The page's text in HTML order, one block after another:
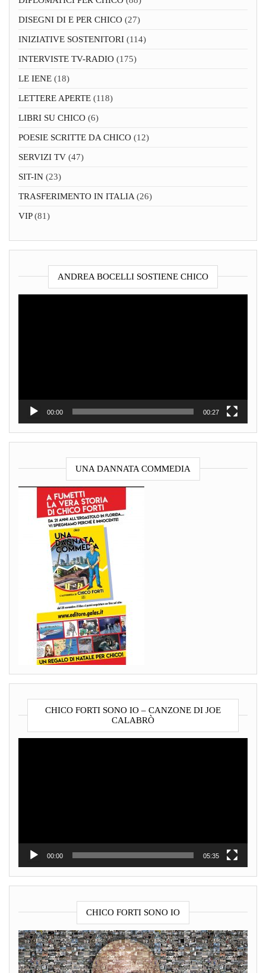
DISEGNI DI E PER CHICO (27)
INIZIATIVE SOSTENITORI (114)
INTERVISTE TV-RADIO (175)
LE IENE (18)
LETTERE APERTE (118)
LIBRI SU CHICO (6)
POESIE SCRITTE DA CHICO (12)
SERVIZI TV (47)
SIT-IN (23)
TRASFERIMENTO IN ITALIA (26)
VIP(81)
ANDREA BOCELLI SOSTIENE CHICO
00:00 00:27
UNA DANNATA COMMEDIA
CHICO FORTI SONO IO – CANZONE DI JOE
CALABRÒ
00:00 05:35
CHICO FORTI SONO IO